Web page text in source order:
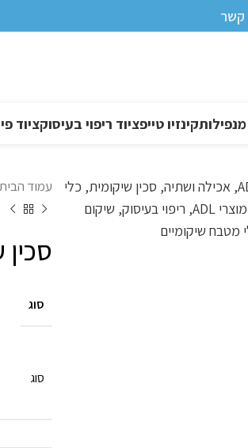
קשר
קינזיו טייפציוד ריפוי בעיסוקציוד
עמוד הבית
סוג
סוג